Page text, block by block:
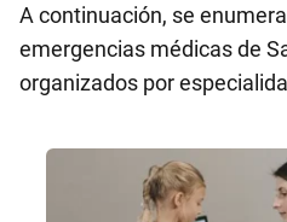
A continuación, se
emergencias médicas de
organizados por